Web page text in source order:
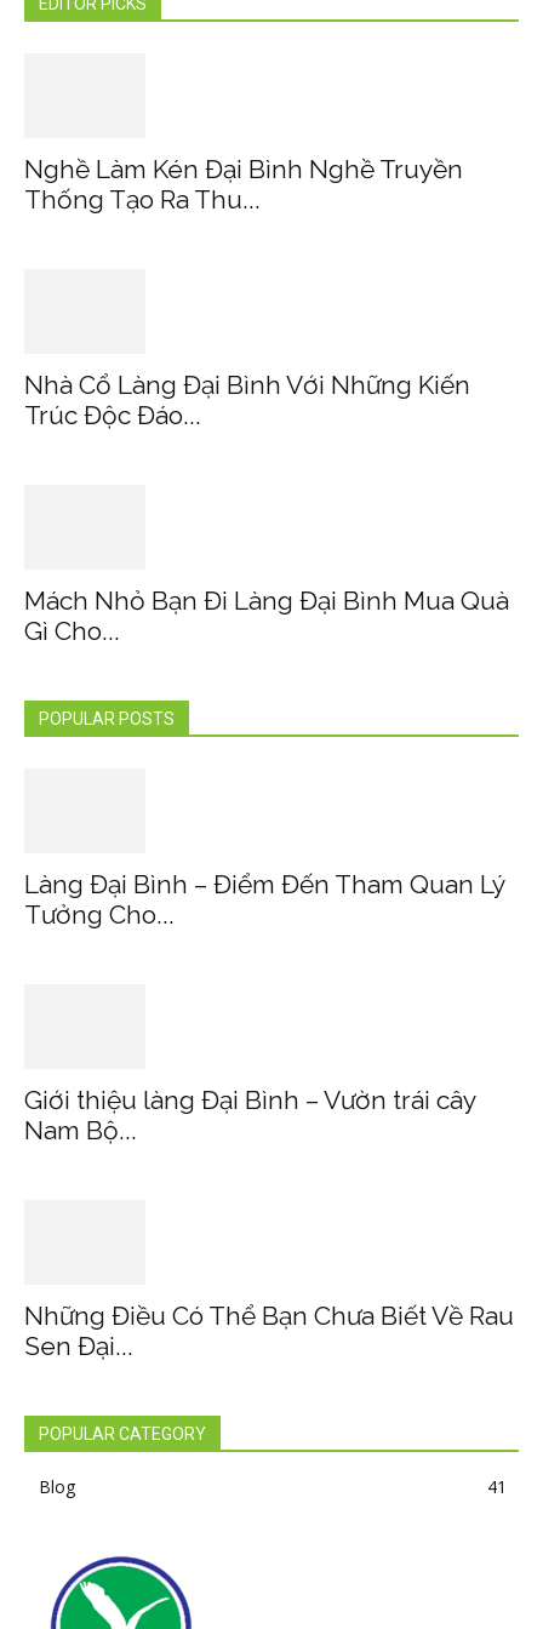
Nghề Làm Kén Đại Bình Nghề Truyền
Thống Tạo Ra Thu...
Nhà Cổ Làng Đại Bình Với Những Kiến
Trúc Độc Đáo...
Mách Nhỏ Bạn Đi Làng Đại Bình Mua Quà
Gì Cho...
POPULAR POSTS
Làng Đại Bình – Điểm Đến Tham Quan Lý
Tưởng Cho...
Giới thiệu làng Đại Bình – Vườn trái cây
Nam Bộ...
Những Điều Có Thể Bạn Chưa Biết Về Rau
Sen Đại...
POPULAR CATEGORY
Blog 41